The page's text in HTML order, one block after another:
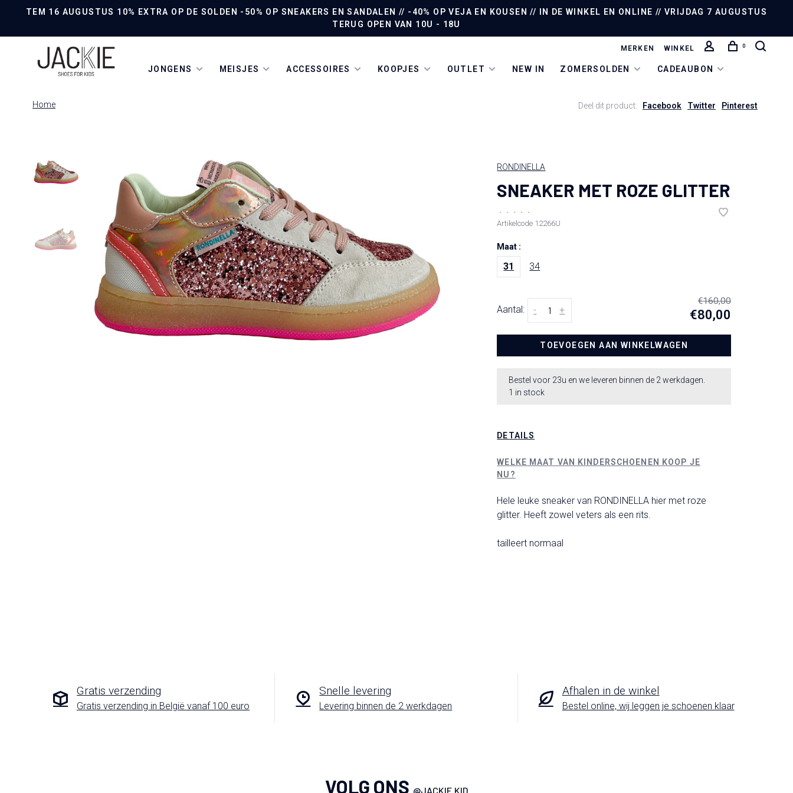
TEM 16 AUGUSTUS 10% EXTRA OP DE SOLDEN -50% OP SNEAKERS EN SANDALEN // -40% OP VEJA EN KOUSEN // IN DE WINKEL EN ONLINE // VRIJDAG 7 AUGUSTUS
TERUG OPEN VAN 10U - 18U
JONGENS MEISJES ACCESSOIRES KOOPJES OUTLET NEW IN ZOMERSOLDEN CADEAUBON
MERKEN WINKEL 0
Home Deel dit product: Facebook Twitter Pinterest
RONDINELLA
SNEAKER MET ROZE GLITTER
• • • •
•
Artikelcode 12266U
Maat :
31 34
Aantal: +
-
€160,00
€80,00
TOEVOEGEN AAN WINKELWAGEN
Bestel voor 23u en we leveren binnen de 2 werkdagen.
1 in stock
DETAILS
WELKE MAAT VAN KINDERSCHOENEN KOOP JE
NU?
Hele leuke sneaker van RONDINELLA hier met roze
glitter. Heeft zowel veters als een rits.
tailleert normaal
Gratis verzending
Gratis verzending in België vanaf 100 euro
Snelle levering
Levering binnen de 2 werkdagen
Afhalen in de winkel
Bestel online, wij leggen je schoenen klaar
VOLG ONS @JACKIE.KID